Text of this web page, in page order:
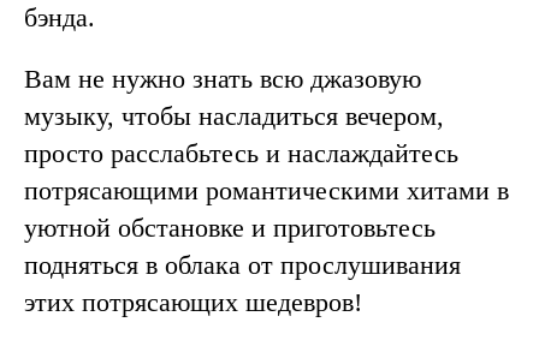
бэнда.
Вам не нужно знать всю джазовую
музыку, чтобы насладиться вечером,
просто расслабьтесь и наслаждайтесь
потрясающими романтическими хитами в
уютной обстановке и приготовьтесь
подняться в облака от прослушивания
этих потрясающих шедевров!